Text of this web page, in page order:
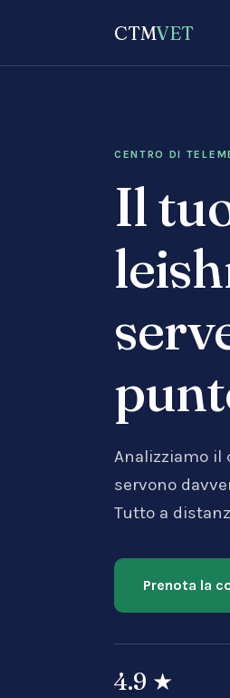
CTMVET
CENTRO DI
Il
Analizziamo il
servono
Tutto a
Prenota la
4.9 ★